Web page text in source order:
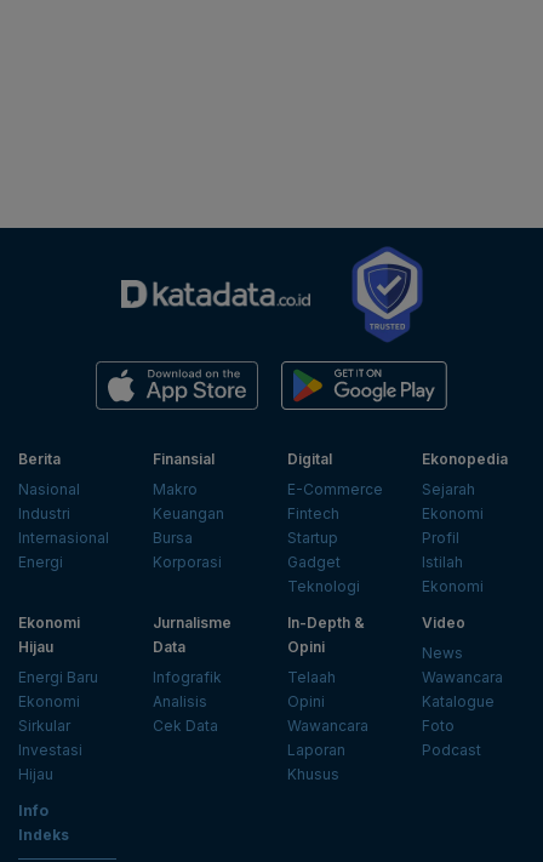
Berita
Nasional
Industri
Internasional
Energi
Finansial
Makro
Keuangan
Bursa
Korporasi
Digital
E-Commerce
Fintech
Startup
Gadget
Teknologi
Ekonopedia
Sejarah
Ekonomi
Profil
Istilah
Ekonomi
Ekonomi
Hijau
Energi Baru
Ekonomi
Sirkular
Investasi
Hijau
Jurnalisme
Data
Infografik
Analisis
Cek Data
In-Depth &
Opini
Telaah
Opini
Wawancara
Laporan
Khusus
Video
News
Wawancara
Katalogue
Foto
Podcast
Info
Indeks